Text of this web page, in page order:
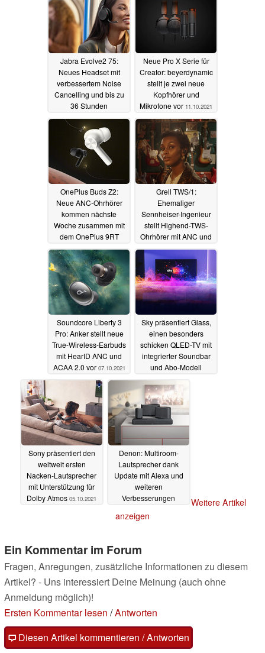
Jabra Evolve2 75:
Neues Headset mit
verbessertem Noise
Cancelling und bis zu
36 Stunden
Akkulaufzeit13.10.2021
Neue Pro X Serie für
Creator: beyerdynamic
stellt je zwei neue
Kopfhörer und
Mikrofone vor 11.10.2021
OnePlus Buds Z2:
Neue ANC-Ohrhörer
kommen nächste
Woche zusammen mit
dem OnePlus 9RT
08.10.2021
Grell TWS/1:
Ehemaliger
Sennheiser-Ingenieur
stellt Highend-TWS-
Ohrhörer mit ANC und
NAR für 199 Euro vor
07.10.2021
Soundcore Liberty 3
Pro: Anker stellt neue
True-Wireless-Earbuds
mit HearID ANC und
ACAA 2.0 vor 07.10.2021
Sky präsentiert Glass,
einen besonders
schicken QLED-TV mit
integrierter Soundbar
und Abo-Modell
07.10.2021
Sony präsentiert den
weltweit ersten
Nacken-Lautsprecher
mit Unterstützung für
Dolby Atmos 05.10.2021
Denon: Multiroom-
Lautsprecher dank
Update mit Alexa und
weiteren
Verbesserungen
Weitere Artikel
anzeigen
Ein Kommentar im Forum
Fragen, Anregungen, zusätzliche Informationen zu diesem
Artikel? - Uns interessiert Deine Meinung (auch ohne
Anmeldung möglich)!
Ersten Kommentar lesen /Antworten
Diesen Artikel kommentieren / Antworten